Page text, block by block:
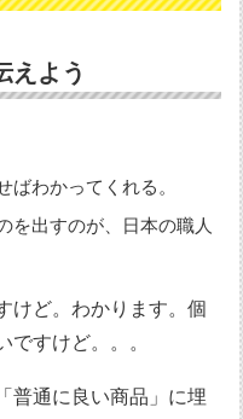
えよう
ばわかってくれる。
を出すのが、日本の職人
けど。わかります。個
ですけど。。。
普通に良い商品」に埋